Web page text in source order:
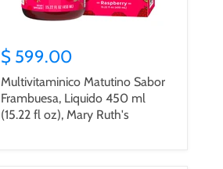
$ 599.00
Multivitaminico Matutino Sabor
Frambuesa, Liquido 450 ml
(15.22 fl oz), Mary Ruth's